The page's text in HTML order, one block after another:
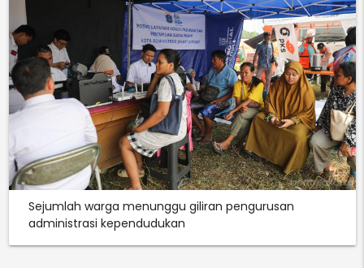
Sejumlah warga menunggu giliran pengurusan
administrasi kependudukan